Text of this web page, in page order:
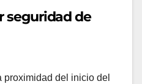
seguridad de
proximidad del inicio del